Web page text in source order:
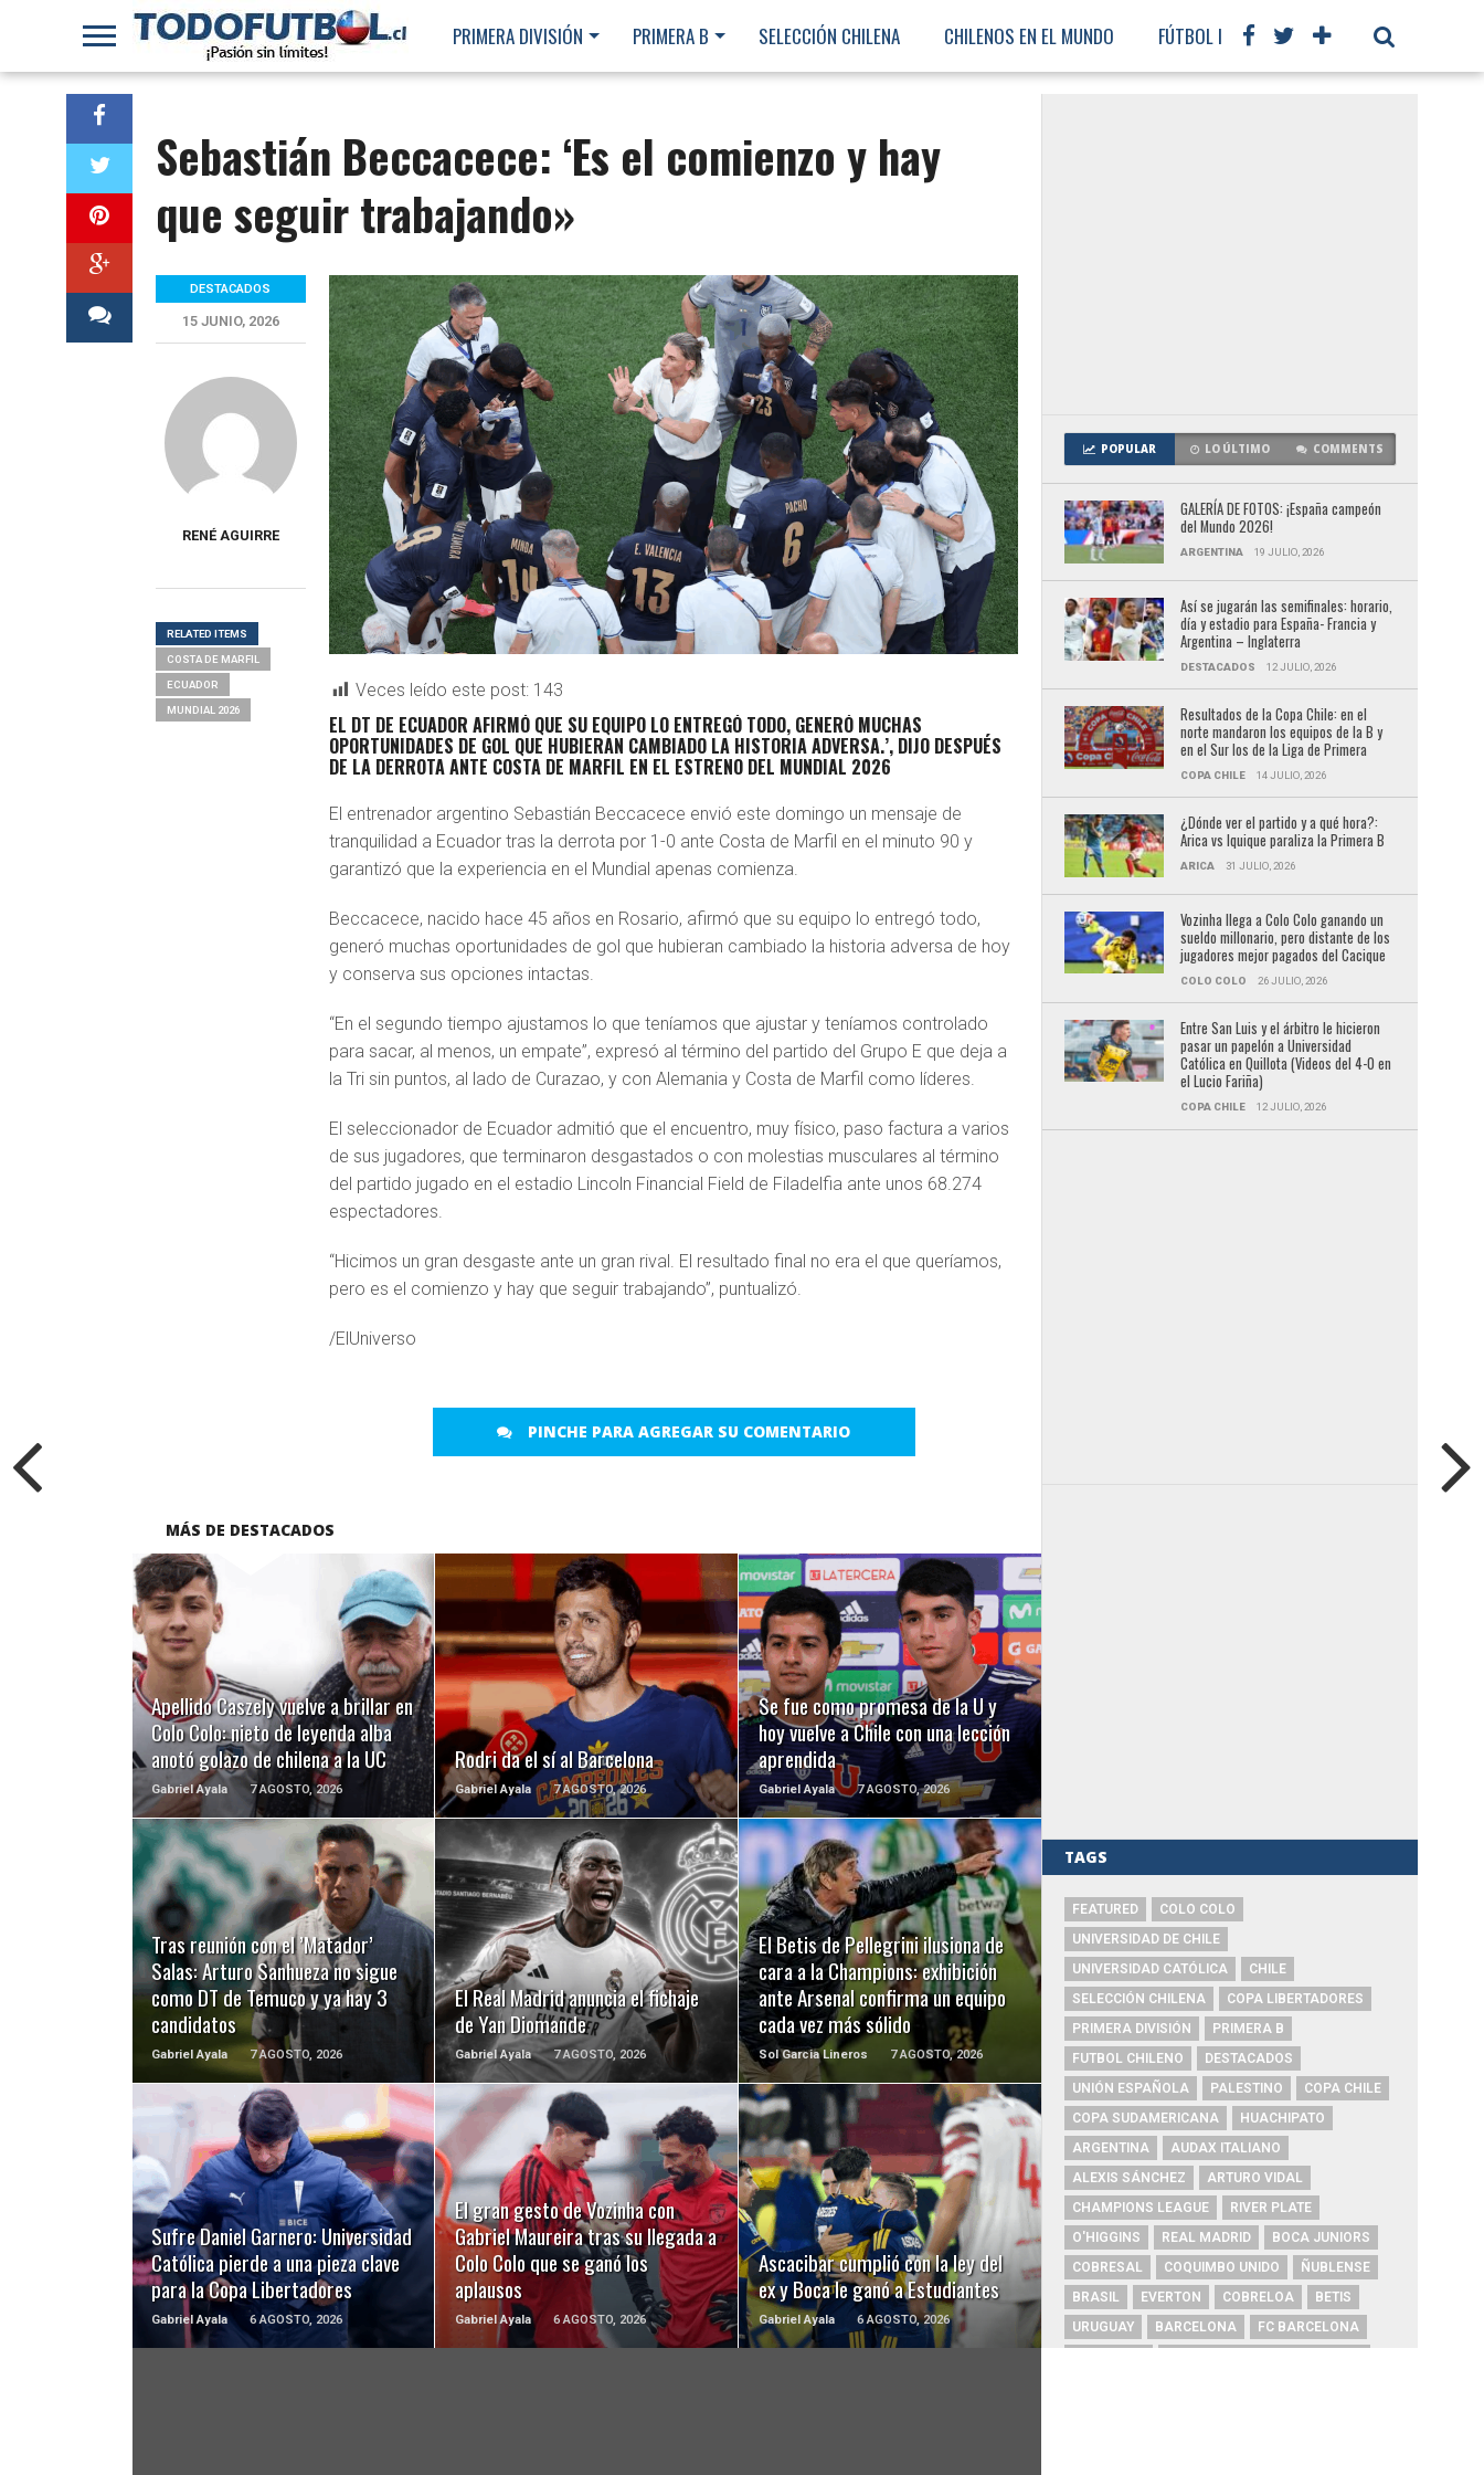
PRIMERA DIVISIÓN PRIMERA B SELECCIÓN CHILENA CHILENOS EN EL MUNDO FÚTBOL INTERNACIONAL
Sebastián Beccacece: ‘Es el comienzo y hay
que seguir trabajando»
Veces leído este post: 143
EL DT DE ECUADOR AFIRMÓ QUE SU EQUIPO LO ENTREGÓ TODO, GENERÓ MUCHAS
OPORTUNIDADES DE GOL QUE HUBIERAN CAMBIADO LA HISTORIA ADVERSA.’, DIJO DESPUÉS
DE LA DERROTA ANTE COSTA DE MARFIL EN EL ESTRENO DEL MUNDIAL 2026
El entrenador argentino Sebastián Beccacece envió este domingo un mensaje de
tranquilidad a Ecuador tras la derrota por 1-0 ante Costa de Marfil en el minuto 90 y
garantizó que la experiencia en el Mundial apenas comienza.
Beccacece, nacido hace 45 años en Rosario, afirmó que su equipo lo entregó todo,
generó muchas oportunidades de gol que hubieran cambiado la historia adversa de hoy
y conserva sus opciones intactas.
“En el segundo tiempo ajustamos lo que teníamos que ajustar y teníamos controlado
para sacar, al menos, un empate”, expresó al término del partido del Grupo E que deja a
la Tri sin puntos, al lado de Curazao, y con Alemania y Costa de Marfil como líderes.
El seleccionador de Ecuador admitió que el encuentro, muy físico, paso factura a varios
de sus jugadores, que terminaron desgastados o con molestias musculares al término
del partido jugado en el estadio Lincoln Financial Field de Filadelfia ante unos 68.274
espectadores.
“Hicimos un gran desgaste ante un gran rival. El resultado final no era el que queríamos,
pero es el comienzo y hay que seguir trabajando”, puntualizó.
/ElUniverso
PINCHE PARA AGREGAR SU COMENTARIO
DESTACADOS
15 JUNIO, 2026
RENÉ AGUIRRE
RELATED ITEMS
COSTA DE MARFIL
ECUADOR
MUNDIAL 2026
MÁS DE DESTACADOS
Apellido Caszely vuelve a brillar en
Colo Colo: nieto de leyenda alba
anotó golazo de chilena a la UC
Gabriel Ayala 7 AGOSTO, 2026
LEER MÁS
Rodri da el sí al Barcelona
Gabriel Ayala 7 AGOSTO, 2026
LEER MÁS
Se fue como promesa de la U y
hoy vuelve a Chile con una lección
aprendida
Gabriel Ayala 7 AGOSTO, 2026
LEER MÁS
Tras reunión con el ’Matador’
Salas: Arturo Sanhueza no sigue
como DT de Temuco y ya hay 3
candidatos
Gabriel Ayala 7 AGOSTO, 2026
LEER MÁS
El Real Madrid anuncia el fichaje
de Yan Diomande
Gabriel Ayala 7 AGOSTO, 2026
LEER MÁS
El Betis de Pellegrini ilusiona de
cara a la Champions: exhibición
ante Arsenal confirma un equipo
cada vez más sólido
Sol Garcia Lineros 7 AGOSTO, 2026
LEER MÁS
Sufre Daniel Garnero: Universidad
Católica pierde a una pieza clave
para la Copa Libertadores
Gabriel Ayala 6 AGOSTO, 2026
LEER MÁS
El gran gesto de Vozinha con
Gabriel Maureira tras su llegada a
Colo Colo que se ganó los
aplausos
Gabriel Ayala 6 AGOSTO, 2026
LEER MÁS
Ascacibar cumplió con la ley del
ex y Boca le ganó a Estudiantes
Gabriel Ayala 6 AGOSTO, 2026
LEER MÁS
POPULAR LO ÚLTIMO COMMENTS
GALERÍA DE FOTOS: ¡España campeón
del Mundo 2026!
ARGENTINA 19 JULIO, 2026
Así se jugarán las semifinales: horario,
día y estadio para España- Francia y
Argentina – Inglaterra
DESTACADOS 12 JULIO, 2026
Resultados de la Copa Chile: en el
norte mandaron los equipos de la B y
en el Sur los de la Liga de Primera
COPA CHILE 14 JULIO, 2026
¿Dónde ver el partido y a qué hora?:
Arica vs Iquique paraliza la Primera B
ARICA 31 JULIO, 2026
Vozinha llega a Colo Colo ganando un
sueldo millonario, pero distante de los
jugadores mejor pagados del Cacique
COLO COLO 26 JULIO, 2026
Entre San Luis y el árbitro le hicieron
pasar un papelón a Universidad
Católica en Quillota (Videos del 4-0 en
el Lucio Fariña)
COPA CHILE 12 JULIO, 2026
TAGS
FEATURED
COLO COLO
UNIVERSIDAD DE CHILE
UNIVERSIDAD CATÓLICA
CHILE
SELECCIÓN CHILENA
COPA LIBERTADORES
PRIMERA DIVISIÓN
PRIMERA B
FUTBOL CHILENO
DESTACADOS
UNIÓN ESPAÑOLA
PALESTINO
COPA CHILE
COPA SUDAMERICANA
HUACHIPATO
ARGENTINA
AUDAX ITALIANO
ALEXIS SÁNCHEZ
ARTURO VIDAL
CHAMPIONS LEAGUE
RIVER PLATE
O'HIGGINS
REAL MADRID
BOCA JUNIORS
COBRESAL
COQUIMBO UNIDO
ÑUBLENSE
BRASIL
EVERTON COBRELOA
BETIS
URUGUAY
BARCELONA
FC BARCELONA